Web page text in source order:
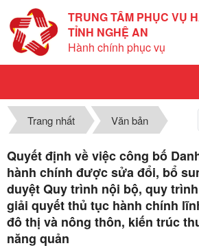
TRUNG TÂM PHỤC VỤ
TỈNH NGHỆ AN
Hành chính phục vụ
Trang nhất Văn bản
Quyết định về việc công bố
hành chính được sửa đổi, bổ
duyệt Quy trình nội bộ, quy
giải quyết thủ tục hành chính
đô thị và nông thôn, kiến trúc
năng quản